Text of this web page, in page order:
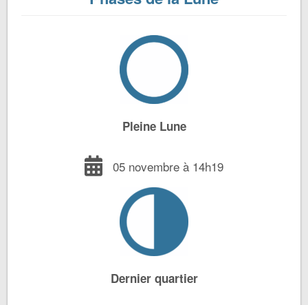
Pleine Lune
05 novembre à 14h19
Dernier quartier